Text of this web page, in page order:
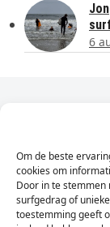
Om de beste
cookies om
Door in te stemmen
surfgedrag of
toestemming geeft
6
Dagelijks
Vul
hier
je
e-